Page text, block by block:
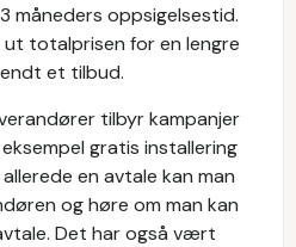
måneders oppsigelsestid.
totalprisen for en lengre
et tilbud.
tilbyr kampanjer
gratis installering
en avtale kan man
og høre om man kan
Det har også vært